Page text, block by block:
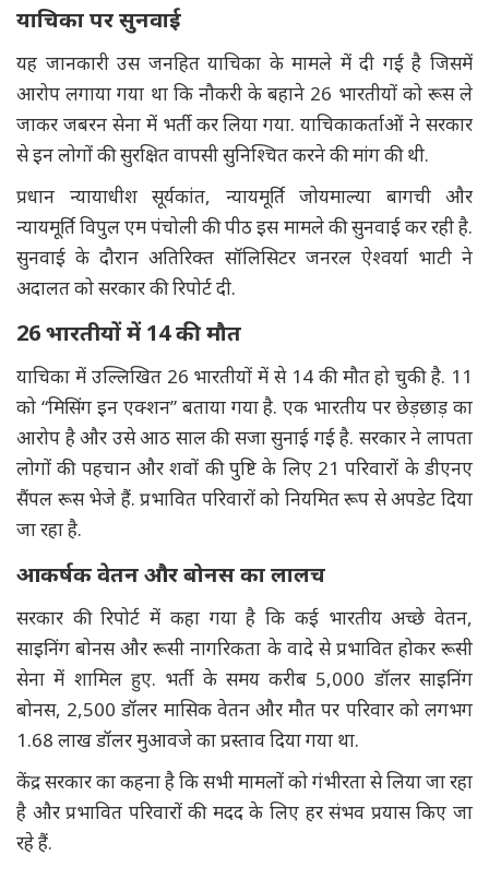
याचिका पर सुनवाई
यह जानकारी उस जनहित याचिका के मामले में दी गई है जिसमें
आरोप लगाया गया था कि नौकरी के बहाने 26 भारतीयों को रूस ले
जाकर जबरन सेना में भर्ती कर लिया गया. याचिकाकर्ताओं ने सरकार
से इन लोगों की सुरक्षित वापसी सुनिश्चित करने की मांग की थी.
प्रधान न्यायाधीश सूर्यकांत, न्यायमूर्ति जोयमाल्या बागची और
न्यायमूर्ति विपुल एम पंचोली की पीठ इस मामले की सुनवाई कर रही है.
सुनवाई के दौरान अतिरिक्त सॉलिसिटर जनरल ऐश्वर्या भाटी ने
अदालत को सरकार की रिपोर्ट दी.
26 भारतीयों में 14 की मौत
याचिका में उल्लिखित 26 भारतीयों में से 14 की मौत हो चुकी है. 11
को “मिसिंग इन एक्शन” बताया गया है. एक भारतीय पर छेड़छाड़ का
आरोप है और उसे आठ साल की सजा सुनाई गई है. सरकार ने लापता
लोगों की पहचान और शवों की पुष्टि के लिए 21 परिवारों के डीएनए
सैंपल रूस भेजे हैं. प्रभावित परिवारों को नियमित रूप से अपडेट दिया
जा रहा है.
आकर्षक वेतन और बोनस का लालच
सरकार की रिपोर्ट में कहा गया है कि कई भारतीय अच्छे वेतन,
साइनिंग बोनस और रूसी नागरिकता के वादे से प्रभावित होकर रूसी
सेना में शामिल हुए. भर्ती के समय करीब 5,000 डॉलर साइनिंग
बोनस, 2,500 डॉलर मासिक वेतन और मौत पर परिवार को लगभग
1.68 लाख डॉलर मुआवजे का प्रस्ताव दिया गया था.
केंद्र सरकार का कहना है कि सभी मामलों को गंभीरता से लिया जा रहा
है और प्रभावित परिवारों की मदद के लिए हर संभव प्रयास किए जा
रहे हैं.